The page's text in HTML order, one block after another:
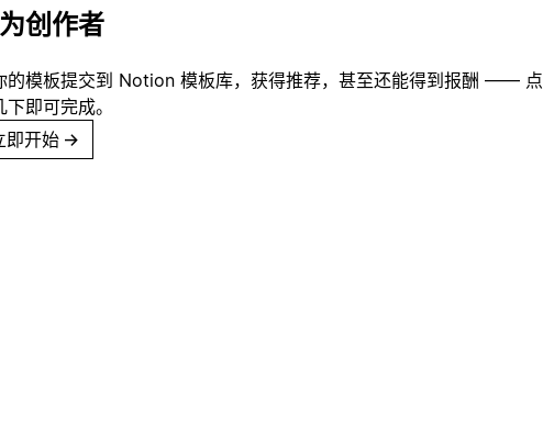
创作者
的模板提交到 Notion 模板库，获得推荐，甚至还能得到报酬 —— 点
下即可完成。
即开始 →